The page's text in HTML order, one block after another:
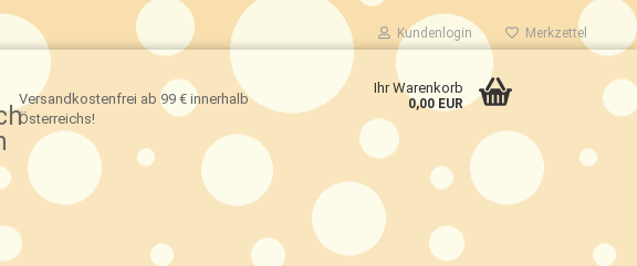
Kundenlogin Merkzettel
Versandkostenfrei ab 99 € innerhalb
Österreichs!
Ihr Warenkorb
0,00 EUR